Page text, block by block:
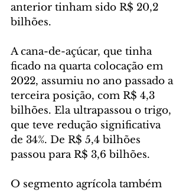
anterior tinham sido R$ 20,2
bilhões.
A cana-de-açúcar, que tinha
ficado na quarta colocação em
2022, assumiu no ano passado a
terceira posição, com R$ 4,3
bilhões. Ela ultrapassou o trigo,
que teve redução significativa
de 34%. De R$ 5,4 bilhões
passou para R$ 3,6 bilhões.
O segmento agrícola também